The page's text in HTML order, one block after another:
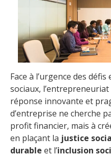
Face à l’urgence des
sociaux, l’entrepreneuriat
réponse innovante et
d’entreprise ne cherche
profit financier, mais à
en plaçant la justice
durable et l’inclusion